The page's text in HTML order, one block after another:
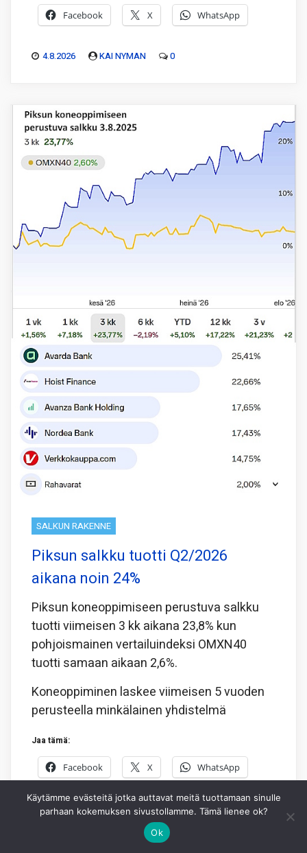
Facebook X WhatsApp
4.8.2026 KAI NYMAN 0
SALKUN RAKENNE
Piksun salkku tuotti Q2/2026
aikana noin 24%
Piksun koneoppimiseen perustuva salkku
tuotti viimeisen 3 kk aikana 23,8% kun
pohjoismainen vertailuindeksi OMXN40
tuotti samaan aikaan 2,6%.
Koneoppiminen laskee viimeisen 5 vuoden
perusteella minkälainen yhdistelmä
Jaa tämä:
Facebook X WhatsApp
3.8.2026 PIKSU TOIMITUS 0
Käytämme evästeitä jotka auttavat meitä tuottamaan sinulle
parhaan kokemuksen sivustollamme. Tämä lienee ok?
Ok